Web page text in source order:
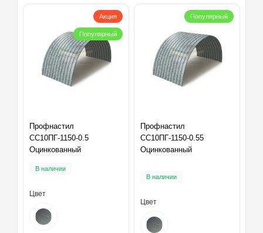
Акция
Популярный
Профнастил
СС10ПГ-1150-0.5
Оцинкованный
В наличии
Цвет
Популярный
Профнастил
СС10ПГ-1150-0.55
Оцинкованный
В наличии
Цвет